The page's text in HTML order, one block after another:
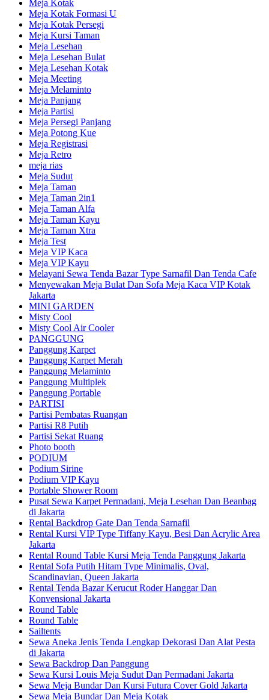
Meja Kotak
Meja Kotak Formasi U
Meja Kotak Persegi
Meja Kursi Taman
Meja Lesehan
Meja Lesehan Bulat
Meja Lesehan Kotak
Meja Meeting
Meja Melaminto
Meja Panjang
Meja Partisi
Meja Persegi Panjang
Meja Potong Kue
Meja Registrasi
Meja Retro
meja rias
Meja Sudut
Meja Taman
Meja Taman 2in1
Meja Taman Alfa
Meja Taman Kayu
Meja Taman Xtra
Meja Test
Meja VIP Kaca
Meja VIP Kayu
Melayani Sewa Tenda Bazar Type Sarnafil Dan Tenda Cafe
Menyewakan Meja Bulat Dan Sofa Meja Kaca VIP Kotak
Jakarta
MINI GARDEN
Misty Cool
Misty Cool Air Cooler
PANGGUNG
Panggung Karpet
Panggung Karpet Merah
Panggung Melaminto
Panggung Multiplek
Panggung Portable
PARTISI
Partisi Pembatas Ruangan
Partisi R8 Putih
Partisi Sekat Ruang
Photo booth
PODIUM
Podium Sirine
Podium VIP Kayu
Portable Shower Room
Pusat Sewa Karpet Permadani, Meja Lesehan Dan Beanbag
di Jakarta
Rental Backdrop Gate Dan Tenda Sarnafil
Rental Kursi VIP Type Tiffany Kayu, Besi Dan Acrylic Area
Jakarta
Rental Round Table Kursi Meja Tenda Panggung Jakarta
Rental Sofa Putih Hitam Type Minimalis, Oval,
Scandinavian, Queen Jakarta
Rental Tenda Bazar Kerucut Roder Hanggar Dan
Konvensional Jakarta
Round Table
Round Table
Sailtents
Sewa Aneka Jenis Tenda Lengkap Dekorasi Dan Alat Pesta
di Jakarta
Sewa Backdrop Dan Panggung
Sewa Kursi Louis Meja Sudut Dan Permadani Jakarta
Sewa Meja Bundar Dan Kursi Futura Cover Gold Jakarta
Sewa Meja Bundar Dan Meja Kotak